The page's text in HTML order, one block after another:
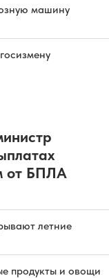
машину
от БПЛА
летние
продукты и овощи